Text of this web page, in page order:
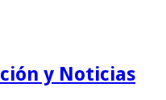
y Noticias